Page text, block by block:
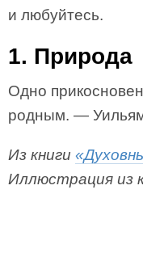
и любуйтесь.
1. Природа
Одно
родным. —
Из книги
Иллюстрация из